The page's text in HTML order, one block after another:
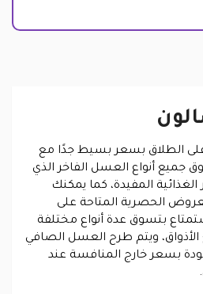
على الطلاق بسعر بسيط جدًا مع
أنواع العسل الفاخر الذي
المفيدة، كما يمكنك
الحصرية المتاحة على
بتسوق عدة أنواع مختلفة
ويتم طرح العسل الصافي
بسعر خارج المنافسة عند